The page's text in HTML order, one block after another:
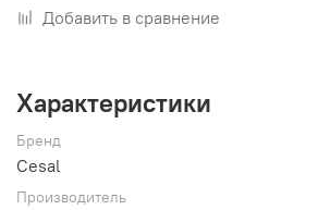
Добавить в сравнение
Характеристики
Бренд
Cesal
Производитель